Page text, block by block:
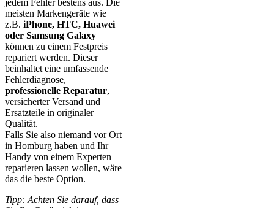
meisten Markengeräte wie
z.B. iPhone, HTC, Huawei
oder Samsung Galaxy
können zu einem Festpreis
repariert werden. Dieser
beinhaltet eine umfassende
Fehlerdiagnose,
professionelle Reparatur,
versicherter Versand und
Ersatzteile in originaler
Qualität.
Falls Sie also niemand vor Ort
in Homburg haben und Ihr
Handy von einem Experten
reparieren lassen wollen, wäre
das die beste Option.
Tipp: Achten Sie darauf, dass